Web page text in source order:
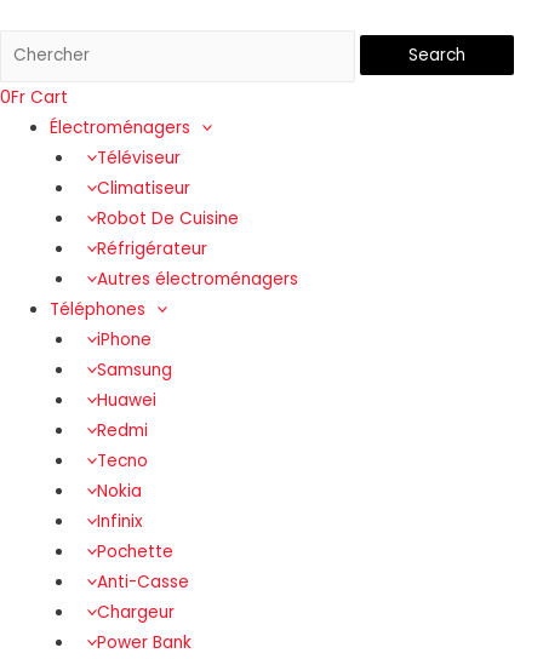
Search
0Fr Cart
Électroménagers
Téléviseur
Climatiseur
Robot De Cuisine
Réfrigérateur
Autres électroménagers
Téléphones
iPhone
Samsung
Huawei
Redmi
Tecno
Nokia
Infinix
Pochette
Anti-Casse
Chargeur
Power Bank